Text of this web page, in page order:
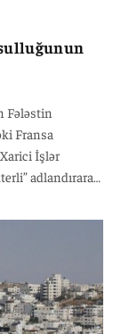
Fələstin
Fransa
İşlər
adlandıraraq,